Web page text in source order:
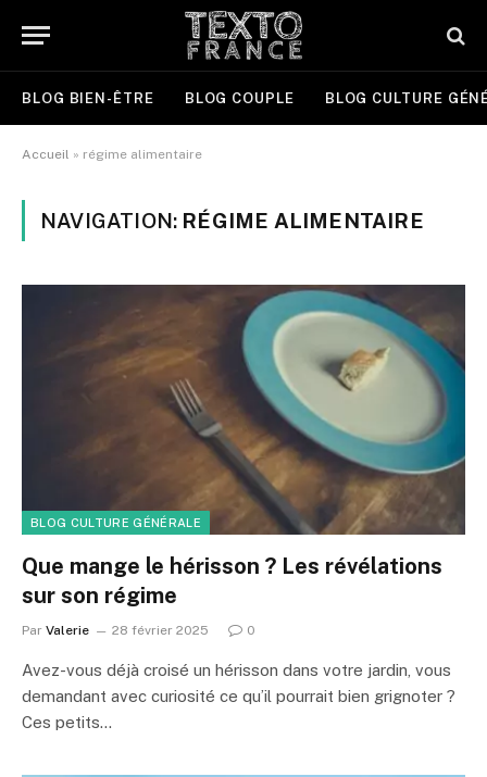
BLOG BIEN-ÊTRE BLOG COUPLE BLOG CULTURE
Accueil » régime alimentaire
NAVIGATION: RÉGIME ALIMENTAIRE
BLOG CULTURE GÉNÉRALE
Que mange le hérisson ? Les révélations
sur son régime
Par Valerie 28 février 2025 0
Avez-vous déjà croisé un hérisson dans votre jardin, vous
demandant avec curiosité ce qu’il pourrait bien grignoter ?
Ces petits…